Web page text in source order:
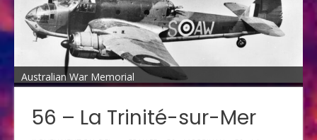
Australian War Memorial
56 – La Trinité-sur-Mer